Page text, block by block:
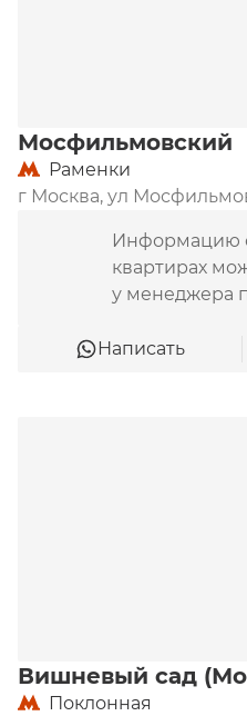
Мосфильмовский
Раменки
г Москва, ул
Информацию
квартирах
у менеджера
Написать
Вишневый сад
Поклонная